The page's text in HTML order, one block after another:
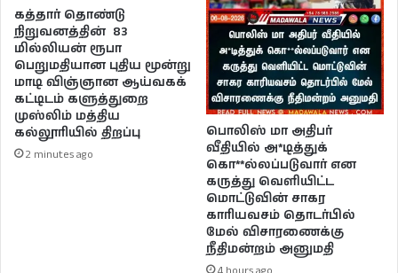
கத்தார் தொண்டு
நிறுவனத்தின் 83
மில்லியன் ரூபா
பெறுமதியான புதிய மூன்று
மாடி விஞ்ஞான ஆய்வகக்
கட்டிடம் களுத்துறை
முஸ்லிம் மத்திய
கல்லூரியில் திறப்பு
2 minutes ago
பொலிஸ் மா அதிபர்
வீதியில் அ*டித்துக்
கொ**ல்லப்படுவார் என
கருத்து வெளியிட்ட
மொட்டுவின் சாகர
காரியவசம் தொடர்பில்
மேல் விசாரணைக்கு
நீதிமன்றம் அனுமதி